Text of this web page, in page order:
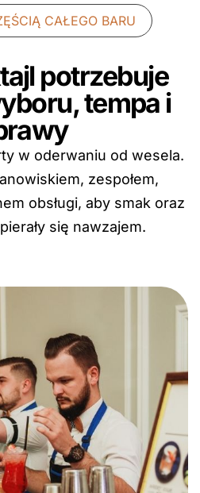
CAŁEGO BARU
potrzebuje
tempa i
w oderwaniu od wesela.
zespołem,
obsługi, aby smak oraz
się nawzajem.